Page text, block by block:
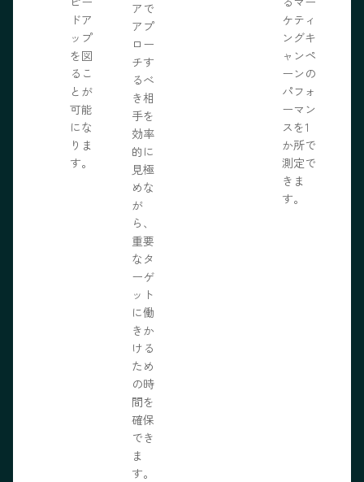
ドア
ップ
を図
るこ
とが
可能
にな
りま
す。
アで
アプ
ロー
チす
るべ
き相
手を
効率
的に
見極
めな
が
ら、
重要
なタ
ーゲ
ット
に働
きか
ける
ため
の時
間を
確保
でき
ま
す。
ケティ
ングキ
ャンペ
ーンの
パフォ
ーマン
スを1
か所で
測定で
きま
す。